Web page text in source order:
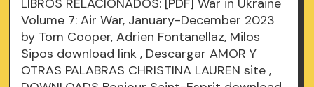
Volume 7: Air War, January-December 2023
by Tom Cooper, Adrien Fontanellaz, Milos
Sipos download link , Descargar AMOR Y
OTRAS PALABRAS CHRISTINA LAURENsite ,